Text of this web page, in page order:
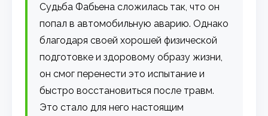
Судьба Фабьена сложилась так, что он
попал в автомобильную аварию. Однако
благодаря своей хорошей физической
подготовке и здоровому образу жизни,
он смог перенести это испытание и
быстро восстановиться после травм.
Это стало для него настоящим